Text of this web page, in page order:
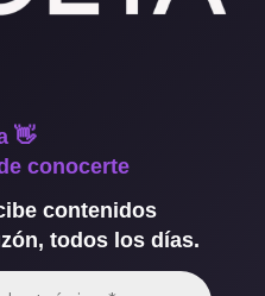
👋
conocerte
contenidos
todos los días.